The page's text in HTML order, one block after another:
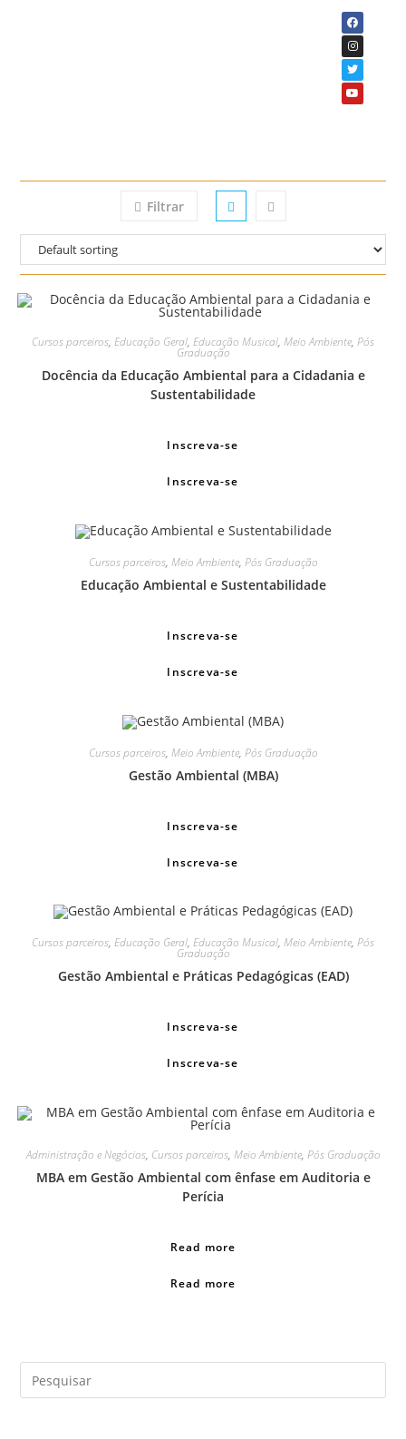
Filtrar
Cursos parceiros, Educação Geral, Educação Musical, Meio Ambiente, Pós
Graduação
Docência da Educação Ambiental para a Cidadania e
Sustentabilidade
Inscreva-se
Inscreva-se
Cursos parceiros, Meio Ambiente, Pós Graduação
Educação Ambiental e Sustentabilidade
Inscreva-se
Inscreva-se
Cursos parceiros, Meio Ambiente, Pós Graduação
Gestão Ambiental (MBA)
Inscreva-se
Inscreva-se
Cursos parceiros, Educação Geral, Educação Musical, Meio Ambiente, Pós
Graduação
Gestão Ambiental e Práticas Pedagógicas (EAD)
Inscreva-se
Inscreva-se
Administração e Negócios, Cursos parceiros, Meio Ambiente, Pós Graduação
MBA em Gestão Ambiental com ênfase em Auditoria e
Perícia
Read more
Read more